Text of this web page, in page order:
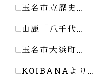
玉名市立歴史…
山鹿「八千代…
玉名市大浜町…
KOIBANAより…